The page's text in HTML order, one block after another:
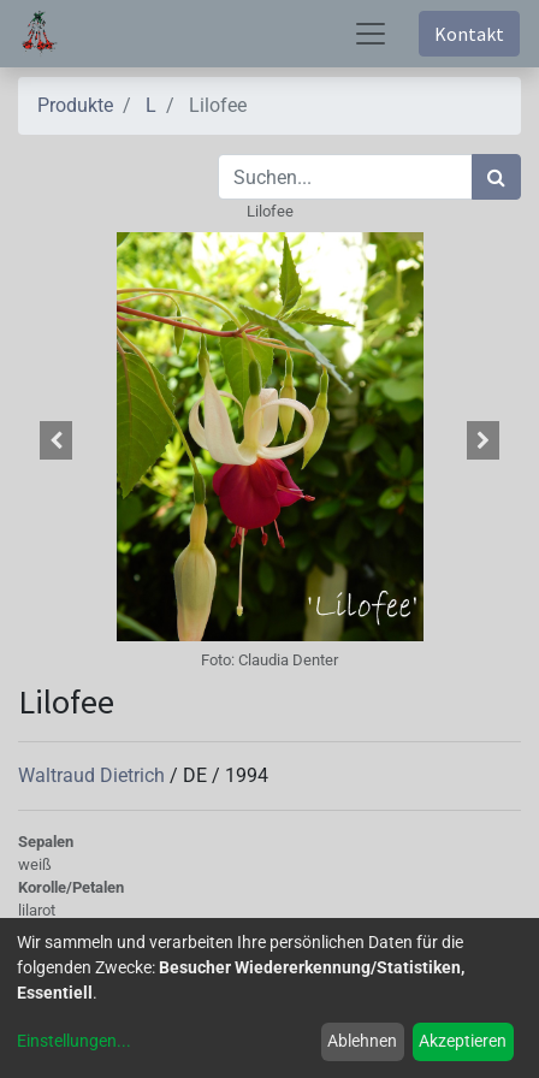
Kontakt
Produkte L Lilofee
Lilofee
Foto: Claudia Denter
Lilofee
Waltraud Dietrich / DE / 1994
Sepalen
weiß
Korolle/Petalen
lilarot
Knospe/Blüte
gross, halb gefüllt
Wuchs
stehend
'Lilofee' wächst lax, aufrecht und eignet sich sehr gut als
Wir sammeln und verarbeiten Ihre persönlichen Daten für die
folgenden Zwecke: Besucher Wiedererkennung/Statistiken,
Essentiell .
Einstellungen... Ablehnen Akzeptieren